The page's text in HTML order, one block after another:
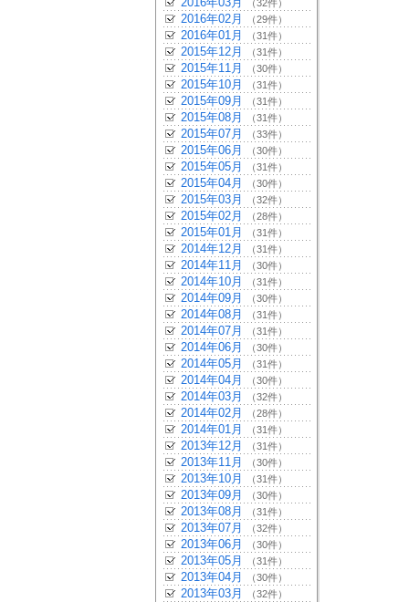
（32件）
2016年02月 （29件）
2016年01月 （31件）
2015年12月 （31件）
2015年11月 （30件）
2015年10月 （31件）
2015年09月 （31件）
2015年08月 （31件）
2015年07月 （33件）
2015年06月 （30件）
2015年05月 （31件）
2015年04月 （30件）
2015年03月 （32件）
2015年02月 （28件）
2015年01月 （31件）
2014年12月 （31件）
2014年11月 （30件）
2014年10月 （31件）
2014年09月 （30件）
2014年08月 （31件）
2014年07月 （31件）
2014年06月 （30件）
2014年05月 （31件）
2014年04月 （30件）
2014年03月 （32件）
2014年02月 （28件）
2014年01月 （31件）
2013年12月 （31件）
2013年11月 （30件）
2013年10月 （31件）
2013年09月 （30件）
2013年08月 （31件）
2013年07月 （32件）
2013年06月 （30件）
2013年05月 （31件）
2013年04月 （30件）
2013年03月 （32件）